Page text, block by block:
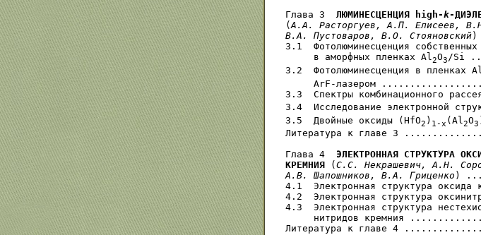
Глава 3 ЛЮМИНЕСЦЕНЦИЯ high-k-
(А.А. Расторгуев, А.П. Елисеев,
В.А. Пустоваров, В.О. Стояновский)
3.1  Фотолюминесценция
     в аморфных пленках Al
2О3/Si
3.2  Фотолюминесценция в пленках Al
ArF-лазером
3.3  Спектры комбинационного
3.4  Исследование электронной
3.5  Двойные оксиды (НfО2 ) 1-x (Al 2О3
Литература к главе 3
Глава 4 ЭЛЕКТРОННАЯ СТРУКТУРА
КРЕМНИЯ ( С.С. Некрашевич, А.Н.
А.В. Шапошников, В.А. Гриценко )
4.1  Электронная структура
4.2  Электронная структура
4.3  Электронная структура
нитридов кремния
Литература к главе 4